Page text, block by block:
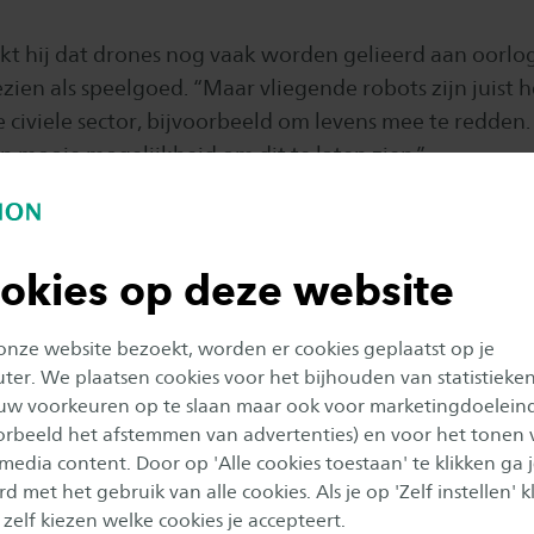
op deze website
website bezoekt, worden er cookies geplaatst op je
We plaatsen cookies voor het bijhouden van
voorkeuren op te slaan maar ook voor
het afstemmen van advertenties) en voor het tonen
content. Door op 'Alle cookies toestaan' te klikken ga
met het gebruik van alle cookies. Als je op 'Zelf instellen'
kiezen welke cookies je accepteert.
hij dat drones nog vaak worden gelieerd aan
als speelgoed. “Maar vliegende robots zijn juist
sector, bijvoorbeeld om levens mee te redden.
mooie mogelijkheid om dit te laten zien.”
Voor dit element zijn cookies nodig
elementen gebruikt Saxion inhoud via derden,
cookies van type "marketing" om dit
Meer weten? Lees onscookie-statement.